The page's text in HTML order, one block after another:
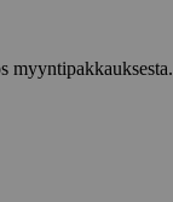
myyntipakkauksesta.